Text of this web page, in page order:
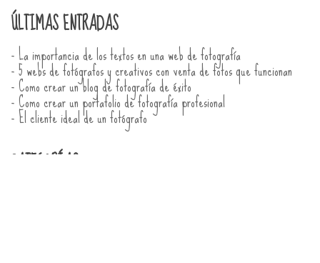
ÚLTIMAS ENTRADAS
- La importancia de los textos en una web de fotografía
- 5 webs de fotógrafos y creativos con venta de fotos que funcionan
- Como crear un blog de fotografía de éxito
- Como crear un portafolio de fotografía profesional
- El cliente ideal de un fotógrafo
CATEGORÍAS